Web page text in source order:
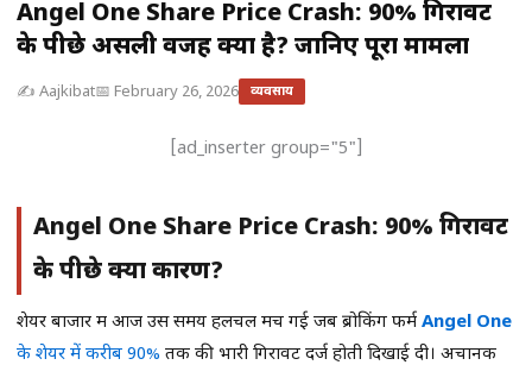
Angel One Share Price Crash: 90% गिरावट
के पीछे असली वजह क्या है? जानिए पूरा मामला
✍️ Aajkibat📅 February 26, 2026 व्यवसाय
[ad_inserter group="5"]
Angel One Share Price Crash: 90% गिरावट
के पीछे क्या कारण?
शेयर बाजार में आज उस समय हलचल मच गई जब ब्रोकिंग फर्म Angel One
के शेयर में करीब 90% तक की भारी गिरावट दर्ज होती दिखाई दी। अचानक